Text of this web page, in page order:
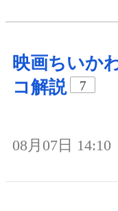
映画ちいか
コ解説
7
08月07日 14:10